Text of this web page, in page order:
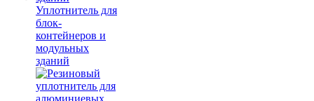
Уплотнитель для
блок-
контейнеров и
модульных
зданий